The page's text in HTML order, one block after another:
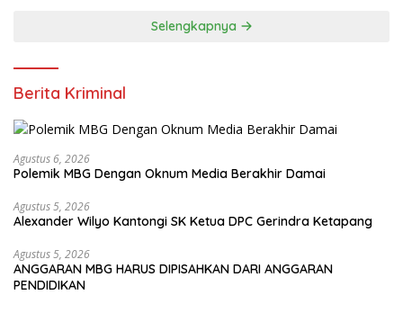
Selengkapnya
Berita Kriminal
Agustus 6, 2026
Polemik MBG Dengan Oknum Media Berakhir Damai
Agustus 5, 2026
Alexander Wilyo Kantongi SK Ketua DPC Gerindra Ketapang
Agustus 5, 2026
ANGGARAN MBG HARUS DIPISAHKAN DARI ANGGARAN
PENDIDIKAN